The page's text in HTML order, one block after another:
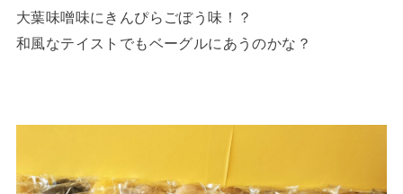
大葉味噌味にきんぴらごぼう味！？
和風なテイストでもベーグルにあうのかな？